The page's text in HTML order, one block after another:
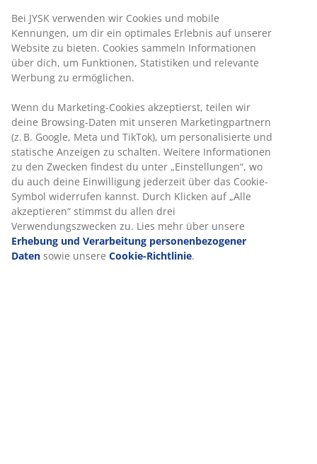
Schnelle und einfache Lieferung nach deiner Wahl
Dekorfolie. B73 x H2 x T50 cm
Artikelnummer: 3670593
Aufbauanleitung
Produkteigenschaften
Bei JYSK verwenden wir Cookies und mobile
Kennungen, um dir ein optimales Erlebnis auf unserer
Website zu bieten. Cookies sammeln Informationen
über dich, um Funktionen, Statistiken und relevante
Werbung zu ermöglichen.
Wenn du Marketing-Cookies akzeptierst, teilen wir
deine Browsing-Daten mit unseren Marketingpartnern
(z. B. Google, Meta und TikTok), um personalisierte und
statische Anzeigen zu schalten. Weitere Informationen
zu den Zwecken findest du unter „Einstellungen“, wo
du auch deine Einwilligung jederzeit über das Cookie-
Symbol widerrufen kannst. Durch Klicken auf „Alle
akzeptieren“ stimmst du allen drei
Verwendungszwecken zu. Lies mehr über unsere
Erhebung und Verarbeitung personenbezogener
Daten sowie unsere Cookie-Richtlinie.